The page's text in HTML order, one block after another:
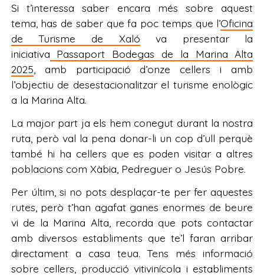
Si t’interessa saber encara més sobre aquest
tema, has de saber que fa poc temps que l’Oficina
de Turisme de Xaló va presentar la
iniciativa Passaport Bodegas de la Marina Alta
2025 , amb participació d’onze cellers i amb
l’objectiu de desestacionalitzar el turisme enològic
a la Marina Alta.
La major part ja els hem conegut durant la nostra
ruta, però val la pena donar-li un cop d’ull perquè
també hi ha cellers que es poden visitar a altres
poblacions com Xàbia, Pedreguer o Jesús Pobre.
Per últim, si no pots desplaçar-te per fer aquestes
rutes, però t’han agafat ganes enormes de beure
vi de la Marina Alta, recorda que pots contactar
amb diversos establiments que te’l faran arribar
directament a casa teua. Tens més informació
sobre cellers, producció vitivinícola i establiments